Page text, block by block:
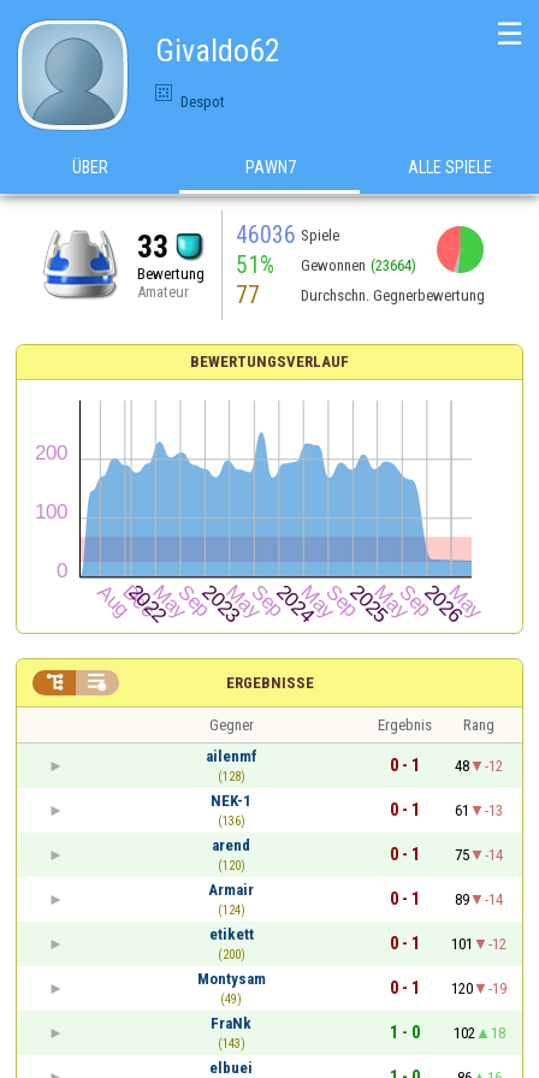
Givaldo62
Despot
☰
ÜBER PAWN7 ALLE SPIELE
33
Bewertung
Amateur
46036 Spiele
51% Gewonnen (23664)
77 Durchschn. Gegnerbewertung
BEWERTUNGSVERLAUF
ERGEBNISSE
 
Gegner Ergebnis
Rang
ailenmf
(128)
0 - 1 48
-12
NEK-1
(136)
0 - 1 61
-13
arend
(120)
0 - 1 75
-14
Armair
(124)
0 - 1 89
-14
etikett
(200)
0 - 1 101
-12
Montysam
(49)
0 - 1 120
-19
FraNk
(143)
1 - 0 102
18
elbuei